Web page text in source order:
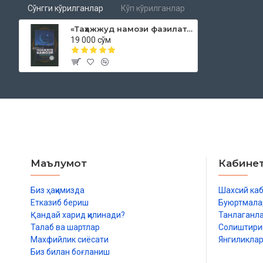
Кечанинг охирги учдан бири қандай аниқланади?
Витр намозини ўқиб қўйган бўлса
Қайси сураларни ўқиш керак?
Қадр кечасида таҳажжуд қандай ўқилади?
Болалар ва хўжайиним ухлаб ётган хоналарида ўқисам
Ухлаб қолган киши нима қилиши керак?
2022 йил 30 сентябрдаги 03-07/7469-рақамли
Сўнгги кўрилганлар Кўп кўрилганлар
«Таҳажжуд намози фазилати, аҳком ва одоблари»
19 000 сўм
Маълумот
Биз ҳақимизда
Етказиб бериш
Қандай харид қилинади?
Талаб ва шартлар
Махфийлик сиёсати
Биз билан боғланиш
Шахсий
Янгиликлар